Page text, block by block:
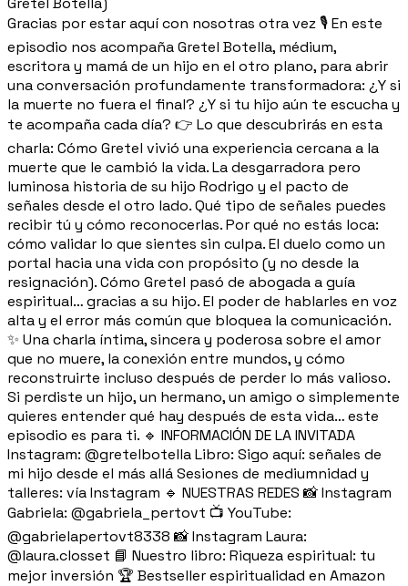
Gracias por estar aquí con nosotras otra vez 🎙️ En este
episodio nos acompaña Gretel Botella, médium,
escritora y mamá de un hijo en el otro plano, para abrir
una conversación profundamente transformadora: ¿Y si
la muerte no fuera el final? ¿Y si tu hijo aún te escucha y
te acompaña cada día? 👉 Lo que descubrirás en esta
charla: Cómo Gretel vivió una experiencia cercana a la
muerte que le cambió la vida. La desgarradora pero
luminosa historia de su hijo Rodrigo y el pacto de
señales desde el otro lado. Qué tipo de señales puedes
recibir tú y cómo reconocerlas. Por qué no estás loca:
cómo validar lo que sientes sin culpa. El duelo como un
portal hacia una vida con propósito (y no desde la
resignación). Cómo Gretel pasó de abogada a guía
espiritual… gracias a su hijo. El poder de hablarles en voz
alta y el error más común que bloquea la comunicación.
✨ Una charla íntima, sincera y poderosa sobre el amor
que no muere, la conexión entre mundos, y cómo
reconstruirte incluso después de perder lo más valioso.
Si perdiste un hijo, un hermano, un amigo o simplemente
quieres entender qué hay después de esta vida… este
episodio es para ti. 🔹 INFORMACIÓN DE LA INVITADA
Instagram: @gretelbotella Libro: Sigo aquí: señales de
mi hijo desde el más allá Sesiones de mediumnidad y
talleres: vía Instagram 🔹 NUESTRAS REDES 📸 Instagram
Gabriela: @gabriela_pertovt 📺 YouTube:
@gabrielapertovt8338 📸 Instagram Laura:
@laura.closset 📘 Nuestro libro: Riqueza espiritual: tu
mejor inversión 🏆 Bestseller espiritualidad en Amazon